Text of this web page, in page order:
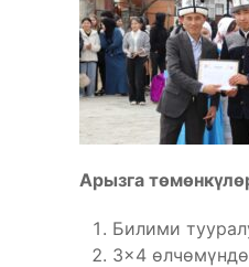
Арызга төмөнкүлө
Билими
3×4